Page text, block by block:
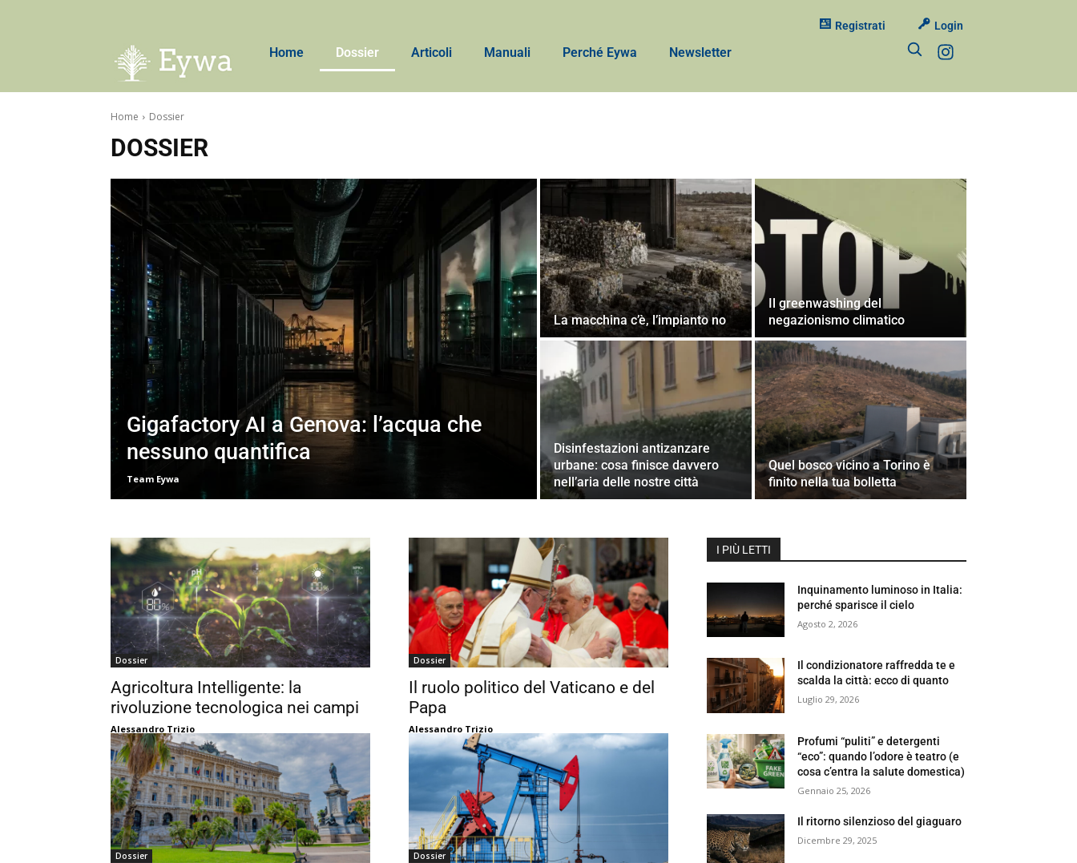
Registrati Login
Home Dossier Articoli Manuali Perché Eywa Newsletter
Home Dossier
DOSSIER
Gigafactory AI a Genova: l’acqua che
nessuno quantifica
Team Eywa
La macchina c’è, l’impianto no
Il greenwashing del
negazionismo climatico
Disinfestazioni antizanzare
urbane: cosa finisce davvero
nell’aria delle nostre città
Quel bosco vicino a Torino è
finito nella tua bolletta
Dossier
Agricoltura Intelligente: la
rivoluzione tecnologica nei campi
Alessandro Trizio
Dossier
Il ruolo politico del Vaticano e del
Papa
Alessandro Trizio
Dossier Dossier
I PIÙ LETTI
Inquinamento luminoso in Italia:
perché sparisce il cielo
Agosto 2, 2026
Il condizionatore raffredda te e
scalda la città: ecco di quanto
Luglio 29, 2026
Profumi “puliti” e detergenti
“eco”: quando l’odore è teatro (e
cosa c’entra la salute domestica)
Gennaio 25, 2026
Il ritorno silenzioso del giaguaro
Dicembre 29, 2025